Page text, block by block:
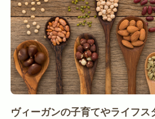
ヴィーガンの子育てやライフス